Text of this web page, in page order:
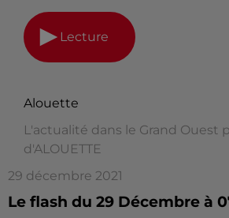
Lecture
Alouette
L'actualité dans le Grand Ouest
d'ALOUETTE
29 décembre 2021
Le flash du 29 Décembre à